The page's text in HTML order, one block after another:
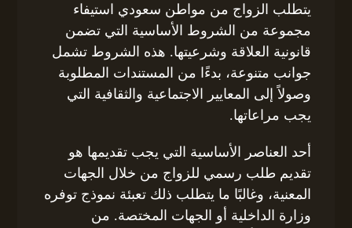
يتطلب الزواج من مواطن سعودي استيفاء
مجموعة من الشروط الأساسية التي تضمن
قانونية العلاقة وشرعيتها. هذه الشروط تشمل
جوانب متنوعة، بدءًا من المستندات المطلوبة
وصولاً إلى المعايير الاجتماعية والثقافية التي
يجب مراعاتها.
أحد العناصر الأساسية التي يجب تقديمها هو
تقديم طلب رسمي للزواج من خلال الجهات
المعنية، وغالبًا ما يتطلب ذلك تعبئة نموذج توفره
وزارة الداخلية أو الجهات المختصة. من